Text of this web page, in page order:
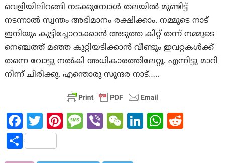
വെളിയിലിറങ്ങി നടക്കുമ്പോൾ തലയിൽ മുണ്ടിട്ട്
നടന്നാൽ സ്വന്തം അഭിമാനം രക്ഷിക്കാം. നമ്മുടെ നാട്
ഇനിയും കുട്ടിച്ചോറാക്കാൻ അടുത്ത കിറ്റ് തന്ന് നമ്മുടെ
നെഞ്ചത്ത് മഞ്ഞ കുറ്റിയടിക്കാൻ വീണ്ടും ഇവറ്റകൾക്ക്
തന്നെ വോട്ടു നൽകി അധികാരത്തിലേറ്റൂ. എന്നിട്ടു മാറി
നിന്ന് ചിരിക്കൂ. എന്തൊരു സുന്ദര നാട്…..
Fa
ce
b
T
w
itt
Pi M Vi W Li W
S
h